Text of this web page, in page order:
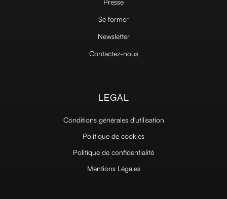
Presse
Se former
Newsletter
Contactez-nous
LEGAL
Conditions générales d'utilisation
Politique de cookies
Politique de confidentialité
Mentions Légales